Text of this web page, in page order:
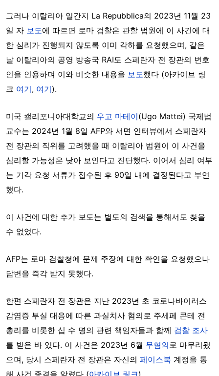
그러나 이탈리아 일간지 La Repubblica의 2023년 11월 23
일 자 보도에 따르면 로마 검찰은 관할 법원에 이 사건에 대
한 심리가 진행되지 않도록 이미 각하를 요청했으며, 같은
날 이탈리아의 공영 방송국 RAI도 스페란자 전 장관의 변호
인을 인용하며 이와 비슷한 내용을 보도했다 (아카이브 링
크 여기, 여기).
미국 캘리포니아대학교의 우고 마테이(Ugo Mattei) 국제법
교수는 2024년 1월 8일 AFP와 서면 인터뷰에서 스페란자
전 장관의 직위를 고려했을 때 이탈리아 법원이 이 사건을
심리할 가능성은 낮아 보인다고 진단했다. 이어서 심리 여부
는 기각 요청 서류가 접수된 후 90일 내에 결정된다고 부연
했다.
이 사건에 대한 추가 보도는 별도의 검색을 통해서도 찾을
수 없었다.
AFP는 로마 검찰청에 문제 주장에 대한 확인을 요청했으나
답변을 즉각 받지 못했다.
한편 스페란자 전 장관은 지난 2023년 초 코로나바이러스
감염증 부실 대응에 따른 과실치사 혐의로 주세페 콘테 전
총리를 비롯한 십 수 명의 관련 책임자들과 함께 검찰 조사
를 받은 바 있다. 이 사건은 2023년 6월 무혐의 로 마무리됐
으며, 당시 스페란자 전 장관은 자신의 페이스북 계정을 통
해 사건 종결을 알렸다 (아카이브 링크).